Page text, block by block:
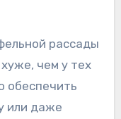
рассады
чем у тех
обеспечить
или даже